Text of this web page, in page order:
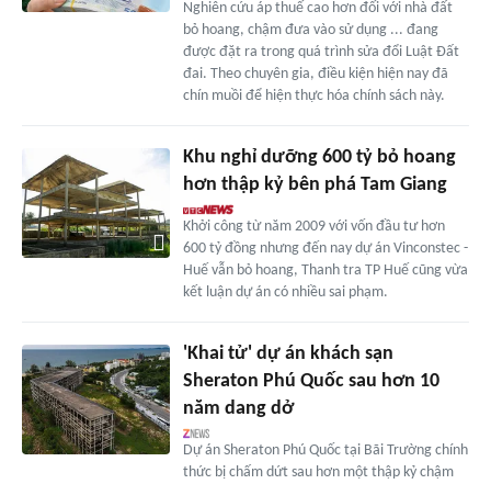
Nghiên cứu áp thuế cao hơn đối với nhà đất
bỏ hoang, chậm đưa vào sử dụng ... đang
được đặt ra trong quá trình sửa đổi Luật Đất
đai. Theo chuyên gia, điều kiện hiện nay đã
chín muồi để hiện thực hóa chính sách này.
Khu nghỉ dưỡng 600 tỷ bỏ hoang
hơn thập kỷ bên phá Tam Giang
Khởi công từ năm 2009 với vốn đầu tư hơn
600 tỷ đồng nhưng đến nay dự án Vinconstec -
Huế vẫn bỏ hoang, Thanh tra TP Huế cũng vừa
kết luận dự án có nhiều sai phạm.
'Khai tử' dự án khách sạn
Sheraton Phú Quốc sau hơn 10
năm dang dở
Dự án Sheraton Phú Quốc tại Bãi Trường chính
thức bị chấm dứt sau hơn một thập kỷ chậm